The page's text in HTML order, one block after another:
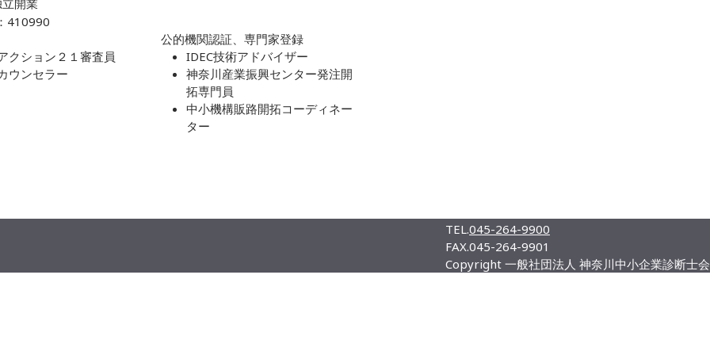
410990
クション２１審査員
ウンセラー
公的機関認証、専門家登録
IDEC技術アドバイザー
神奈川産業振興センター発注開
拓専門員
中小機構販路開拓コーディネー
ター
TEL.045-264-9900
FAX.045-264-9901
Copyright 一般社団法人 神奈川中小企業診断士会